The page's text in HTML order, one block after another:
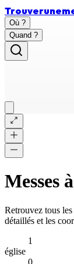
Trouverune
Où ?
Quand ?
Messes à
Retrouvez tous les
détaillés et les
1
église
0